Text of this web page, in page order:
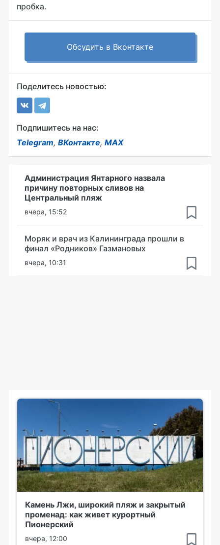
пробка.
Обсудить в Вконтакте
Поделитесь новостью:
Подпишитесь на нас:
Telegram, ВКонтакте, MAX
Администрация Янтарного назвала
причину повторных сливов на
Центральный пляж
вчера, 15:52
Моряк и врач из Калининграда прошли в
финал «Родников» Газмановых
вчера, 10:31
Камень Лжи, широкий пляж и закрытый
променад: как живет курортный
Пионерский
вчера, 12:00